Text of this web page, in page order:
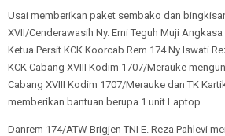
Usai memberikan paket sembako dan
XVII/Cenderawasih Ny. Erni Teguh Muji
Ketua Persit KCK Koorcab Rem 174 Ny Iswati
KCK Cabang XVIII Kodim 1707/Merauke
Cabang XVIII Kodim 1707/Merauke dan TK
memberikan bantuan berupa 1 unit Laptop.
Danrem 174/ATW Brigjen TNI E. Reza Pahlevi